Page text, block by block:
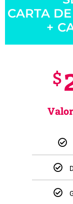
CARTA
+
$